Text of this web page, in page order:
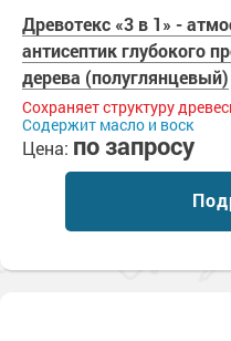
Древотекс «3 в 1» -
антисептик глубокого
дерева (полуглянцевый)
Сохраняет структуру
Содержит масло и воск
Цена: по запросу